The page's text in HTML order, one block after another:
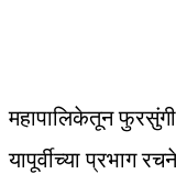
महापालिकेतून
यापूर्वीच्या प्रभाग